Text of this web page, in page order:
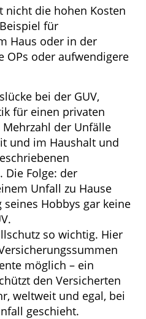
nicht die hohen Kosten
für
Haus oder in der
OPs oder aufwendigere
bei der GUV,
für einen privaten
der Unfälle
und im Haushalt und
Die Folge: der
Unfall zu Hause
Hobbys gar keine
so wichtig. Hier
möglich – ein
den Versicherten
weltweit und egal, bei
geschieht.